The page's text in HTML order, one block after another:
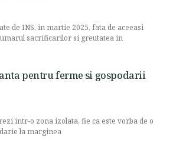
de INS, in martie 2025, fata de aceeasi
sacrificarilor si greutatea in
pentru ferme si gospodarii
intr-o zona izolata, fie ca este vorba de o
la marginea